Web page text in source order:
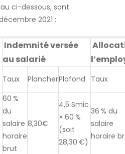
ci-dessous, sont
2021 :
Indemnité versée
au salarié
Taux PlancherPlafond Taux
60 %
du
salaire
horaire
brut
8,30€
4,5 Smic
× 60 %
(soit
28,30 €)
36 % du
salaire
horaire